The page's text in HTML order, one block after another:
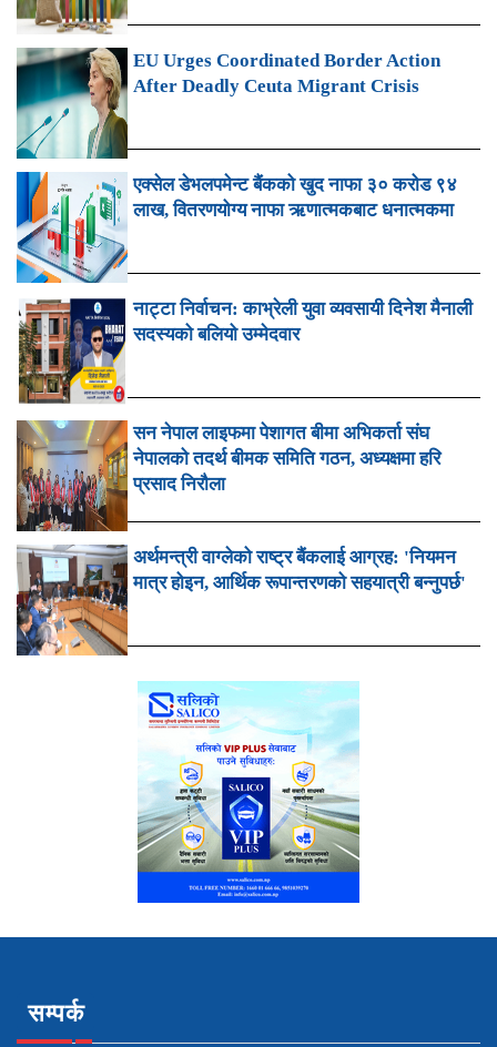
EU Urges Coordinated Border Action
After Deadly Ceuta Migrant Crisis
एक्सेल डेभलपमेन्ट बैंकको खुद नाफा ३० करोड ९४
लाख, वितरणयोग्य नाफा ऋणात्मकबाट धनात्मकमा
नाट्टा निर्वाचन: काभ्रेली युवा व्यवसायी दिनेश मैनाली
सदस्यको बलियो उम्मेदवार
सन नेपाल लाइफमा पेशागत बीमा अभिकर्ता संघ
नेपालको तदर्थ बीमक समिति गठन, अध्यक्षमा हरि
प्रसाद निरौला
अर्थमन्त्री वाग्लेको राष्ट्र बैंकलाई आग्रह: 'नियमन
मात्र होइन, आर्थिक रूपान्तरणको सहयात्री बन्नुपर्छ'
सम्पर्क